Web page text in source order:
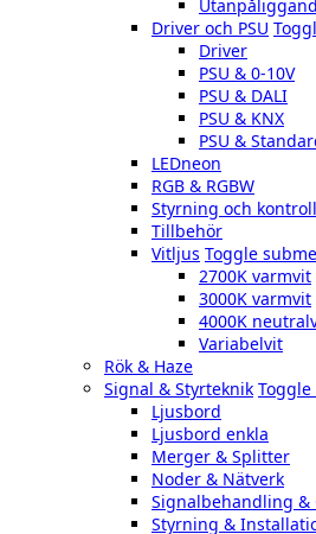
Driver och PSU
Driver
PSU & 0-10V
PSU & DALI
PSU & KNX
PSU &
LEDneon
RGB & RGBW
Styrning och kontroll
Tillbehör
Vitljus Toggle
2700K varmvit
3000K varmvit
4000K
Variabelvit
Rök & Haze
Signal & Styrteknik
Ljusbord
Ljusbord enkla
Merger & Splitter
Noder & Nätverk
Signalbehandling &
Styrning &